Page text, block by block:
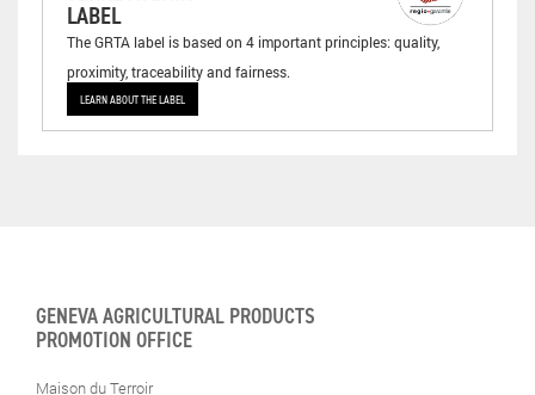
LABEL
The GRTA label is based on 4 important principles: quality,
proximity, traceability and fairness.
LEARN ABOUT THE LABEL
GENEVA AGRICULTURAL PRODUCTS
PROMOTION OFFICE
Maison du Terroir